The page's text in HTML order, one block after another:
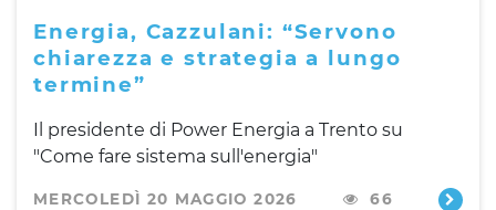
Energia, Cazzulani: “Servono
chiarezza e strategia a lungo
termine”
Il presidente di Power Energia a Trento su
"Come fare sistema sull'energia"
MERCOLEDÌ 20 MAGGIO 2026 66